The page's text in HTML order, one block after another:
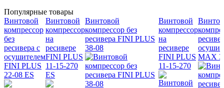
Популярные товары
Винтовой
компрессор
без
ресивера с
осушителем
FINI PLUS
22-08 ES
Винтовой
компрессор
на
ресивере
FINI PLUS
11-15-270
ES
Винтовой
компрессор без
ресивера FINI PLUS
38-08
Винтовой
компрессор
на
ресивере
FINI PLUS
11-15-270
MAX